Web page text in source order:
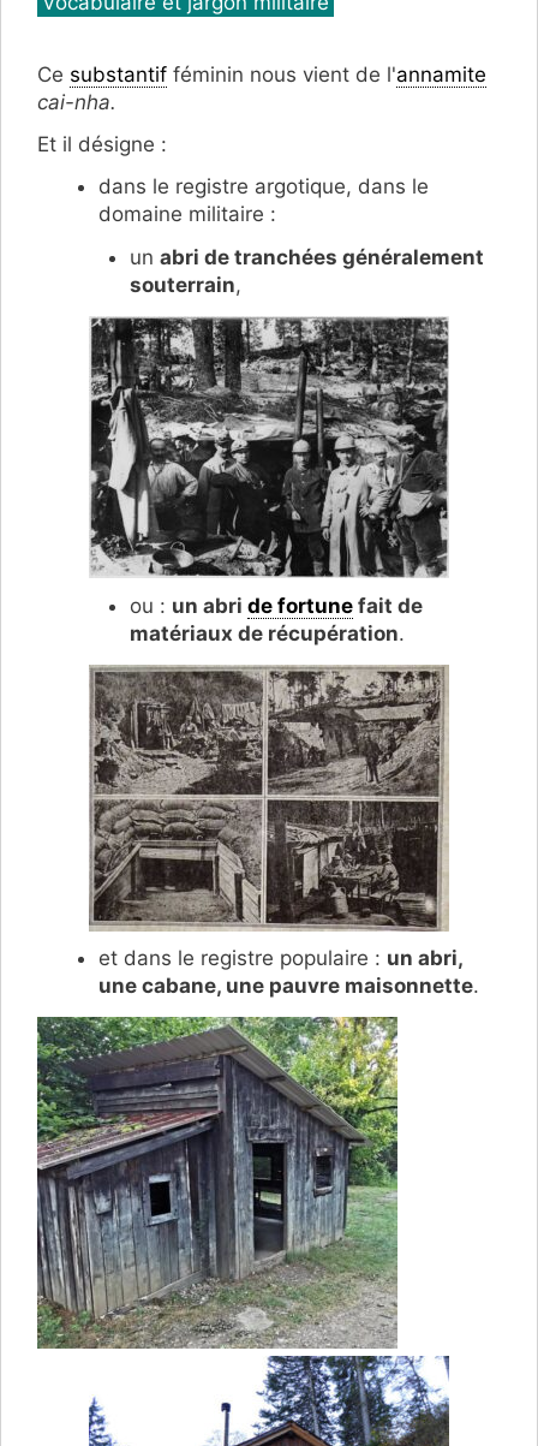
Ce substantif féminin nous vient de l'annamite
cai-nha.
Et il désigne :
dans le registre argotique, dans le
domaine militaire :
un abri de tranchées généralement
souterrain,
ou : un abri de fortunefait de
matériaux de récupération.
et dans le registre populaire : un abri,
une cabane, une pauvre maisonnette.